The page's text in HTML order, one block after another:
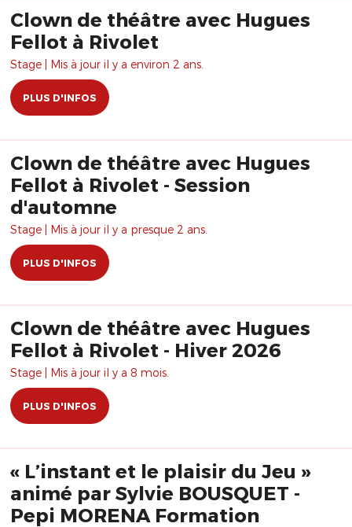
Clown de théâtre avec Hugues
Fellot à Rivolet
Stage | Mis à jour il y a environ 2 ans.
PLUS D'INFOS
Clown de théâtre avec Hugues
Fellot à Rivolet - Session
d'automne
Stage | Mis à jour il y a presque 2 ans.
PLUS D'INFOS
Clown de théâtre avec Hugues
Fellot à Rivolet - Hiver 2026
Stage | Mis à jour il y a 8 mois.
PLUS D'INFOS
« L’instant et le plaisir du Jeu »
animé par Sylvie BOUSQUET -
Pepi MORENA Formation